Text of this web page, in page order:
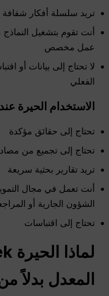
تريد سلسلة أفكار شفافة
أنت تقوم بتشغيل
عمل مخصص
لا تحتاج إلى بيانات أو
الفعلي
الاستخدام الحيرة
تحتاج إلى حقائق مؤكدة
تحتاج إلى تجميع من
تريد تقارير بحثية سريعة
أنت تعمل في مجال
الشؤون الجارية أو
تحتاج إلى اقتباسات
لماذا الحيرة
المعدل بدلاً